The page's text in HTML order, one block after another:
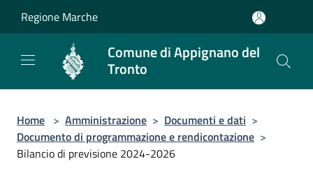
Regione Marche
Comune di Appignano del
Tronto
Home > Amministrazione > Documenti e dati >
Documento di programmazione e rendicontazione >
Bilancio di previsione 2024-2026